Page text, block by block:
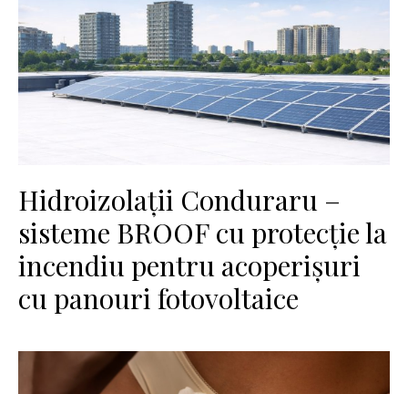
Hidroizolații Conduraru –
sisteme BROOF cu protecție la
incendiu pentru acoperișuri
cu panouri fotovoltaice